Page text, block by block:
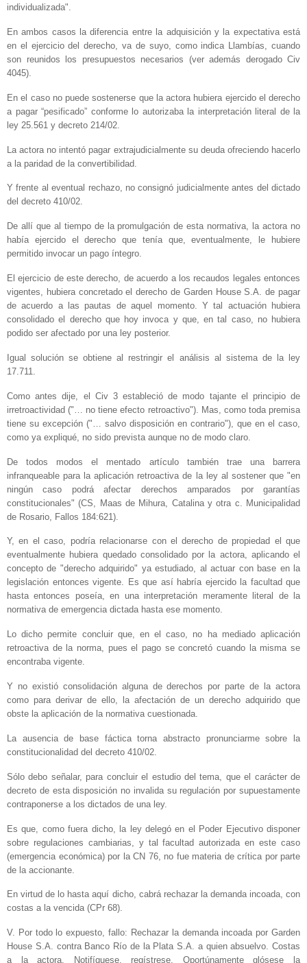
individualizada".
En ambos casos la diferencia entre la adquisición y la expectativa está
en el ejercicio del derecho, va de suyo, como indica Llambías, cuando
son reunidos los presupuestos necesarios (ver además derogado Civ
4045).
En el caso no puede sostenerse que la actora hubiera ejercido el derecho
a pagar “pesificado” conforme lo autorizaba la interpretación literal de la
ley 25.561 y decreto 214/02.
La actora no intentó pagar extrajudicialmente su deuda ofreciendo hacerlo
a la paridad de la convertibilidad.
Y frente al eventual rechazo, no consignó judicialmente antes del dictado
del decreto 410/02.
De allí que al tiempo de la promulgación de esta normativa, la actora no
había ejercido el derecho que tenía que, eventualmente, le hubiere
permitido invocar un pago íntegro.
El ejercicio de este derecho, de acuerdo a los recaudos legales entonces
vigentes, hubiera concretado el derecho de Garden House S.A. de pagar
de acuerdo a las pautas de aquel momento. Y tal actuación hubiera
consolidado el derecho que hoy invoca y que, en tal caso, no hubiera
podido ser afectado por una ley posterior.
Igual solución se obtiene al restringir el análisis al sistema de la ley
17.711.
Como antes dije, el Civ 3 estableció de modo tajante el principio de
irretroactividad ("… no tiene efecto retroactivo"). Mas, como toda premisa
tiene su excepción ("… salvo disposición en contrario"), que en el caso,
como ya expliqué, no sido prevista aunque no de modo claro.
De todos modos el mentado artículo también trae una barrera
infranqueable para la aplicación retroactiva de la ley al sostener que "en
ningún caso podrá afectar derechos amparados por garantías
constitucionales" (CS, Maas de Mihura, Catalina y otra c. Municipalidad
de Rosario, Fallos 184:621).
Y, en el caso, podría relacionarse con el derecho de propiedad el que
eventualmente hubiera quedado consolidado por la actora, aplicando el
concepto de "derecho adquirido" ya estudiado, al actuar con base en la
legislación entonces vigente. Es que así habría ejercido la facultad que
hasta entonces poseía, en una interpretación meramente literal de la
normativa de emergencia dictada hasta ese momento.
Lo dicho permite concluir que, en el caso, no ha mediado aplicación
retroactiva de la norma, pues el pago se concretó cuando la misma se
encontraba vigente.
Y no existió consolidación alguna de derechos por parte de la actora
como para derivar de ello, la afectación de un derecho adquirido que
obste la aplicación de la normativa cuestionada.
La ausencia de base fáctica torna abstracto pronunciarme sobre la
constitucionalidad del decreto 410/02.
Sólo debo señalar, para concluir el estudio del tema, que el carácter de
decreto de esta disposición no invalida su regulación por supuestamente
contraponerse a los dictados de una ley.
Es que, como fuera dicho, la ley delegó en el Poder Ejecutivo disponer
sobre regulaciones cambiarias, y tal facultad autorizada en este caso
(emergencia económica) por la CN 76, no fue materia de crítica por parte
de la accionante.
En virtud de lo hasta aquí dicho, cabrá rechazar la demanda incoada, con
costas a la vencida (CPr 68).
V. Por todo lo expuesto, fallo: Rechazar la demanda incoada por Garden
House S.A. contra Banco Río de la Plata S.A. a quien absuelvo. Costas
a la actora. Notifíquese, regístrese. Oportúnamente glósese la